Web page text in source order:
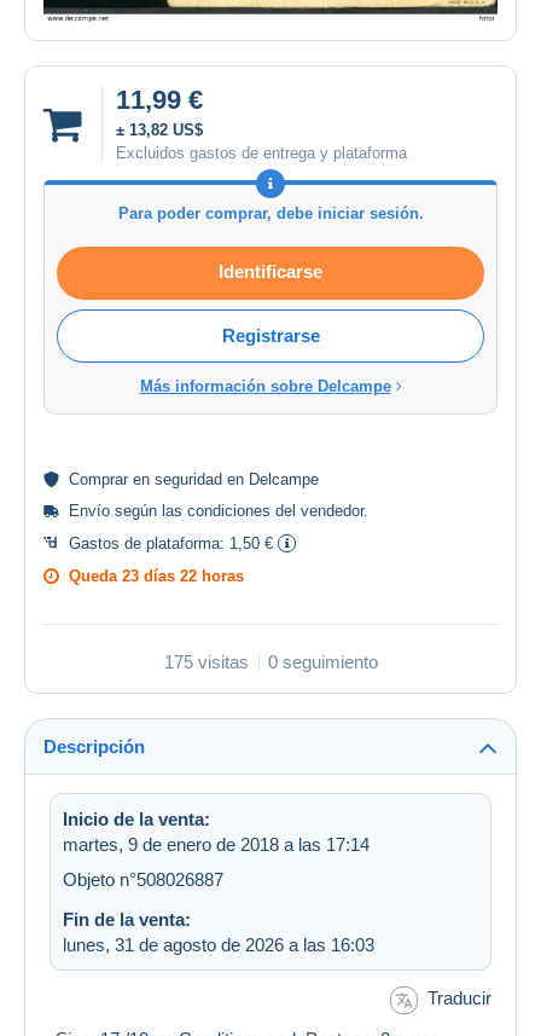
11,99 €
± 13,82 US$
Excluidos gastos de entrega y plataforma
Para poder comprar, debe iniciar sesión.
Identificarse
Registrarse
Más información sobre Delcampe
Comprar en seguridad en Delcampe
Envío según las condiciones del vendedor.
Gastos de plataforma: 1,50 €
Queda 23 días 22 horas
175 visitas 0 seguimiento
Descripción
Inicio de la venta:
martes, 9 de enero de 2018 a las 17:14
Objeto n°508026887
Fin de la venta:
lunes, 31 de agosto de 2026 a las 16:03
Traducir